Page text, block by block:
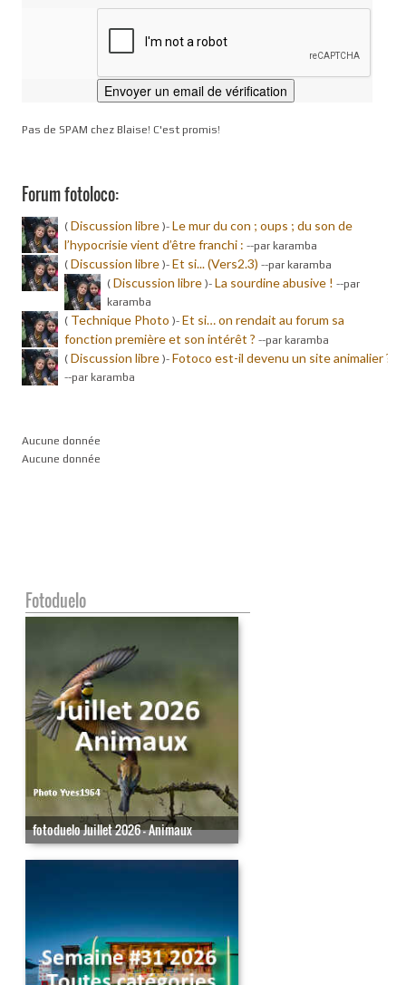
Pas de SPAM chez Blaise! C'est promis!
Forum fotoloco:
( Discussion libre )- Le mur du con ; oups ; du son de
l’hypocrisie vient d’être franchi : --par karamba
( Discussion libre )- Et si... (Vers2.3) --par karamba
( Discussion libre )- La sourdine abusive ! --par
karamba
( Technique Photo )- Et si… on rendait au forum sa
fonction première et son intérêt ? --par karamba
( Discussion libre )- Fotoco est-il devenu un site animalier ?
--par karamba
Aucune donnée
Aucune donnée
Fotoduelo
fotoduelo Juillet 2026 - Animaux